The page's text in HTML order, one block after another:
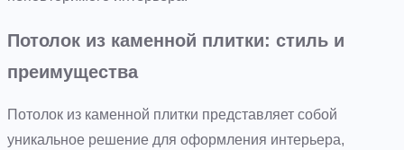
Потолок из каменной плитки: стиль и
преимущества
Потолок из каменной плитки представляет собой
уникальное решение для оформления интерьера,